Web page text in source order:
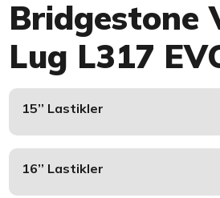
Bridgestone
Lug L317
15’’ Lastikler
16’’ Lastikler